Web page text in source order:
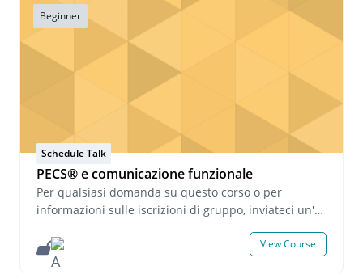
Beginner
Schedule Talk
PECS® e comunicazione funzionale
Per qualsiasi domanda su questo corso o per
informazioni sulle iscrizioni di gruppo, inviateci un'e-
View Course